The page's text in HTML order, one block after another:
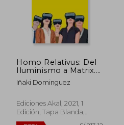
Homo Relativus: Del
Iluminismo a Matrix.
Una Historia del
Relativismo Moderno
Iñaki Dominguez
Ediciones Akal, 2021, 1
Edición, Tapa Blanda,
Nuevo